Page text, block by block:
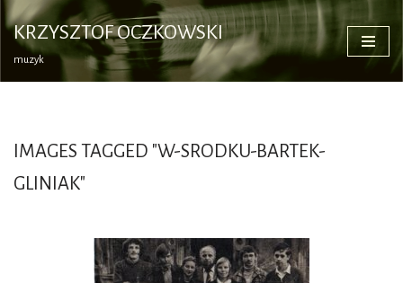
Przejdź
KRZYSZTOF OCZKOWSKI
muzyk
IMAGES TAGGED "W-SRODKU-BARTEK-
GLINIAK"